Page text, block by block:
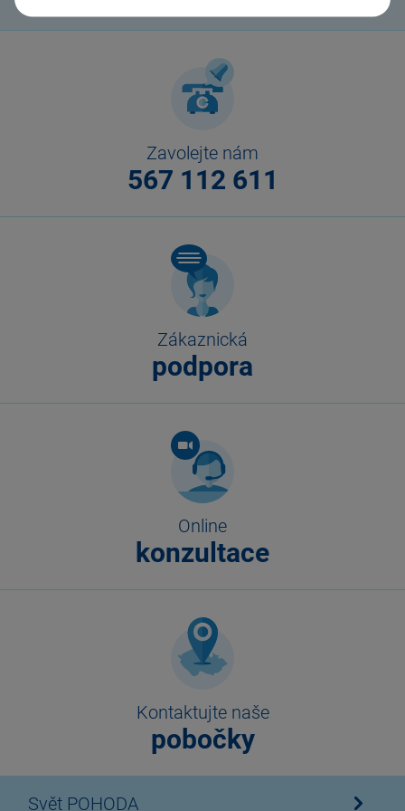
Zavolejte nám
567 112 611
Zákaznická
podpora
Online
konzultace
Kontaktujte naše
pobočky
Svět POHODA